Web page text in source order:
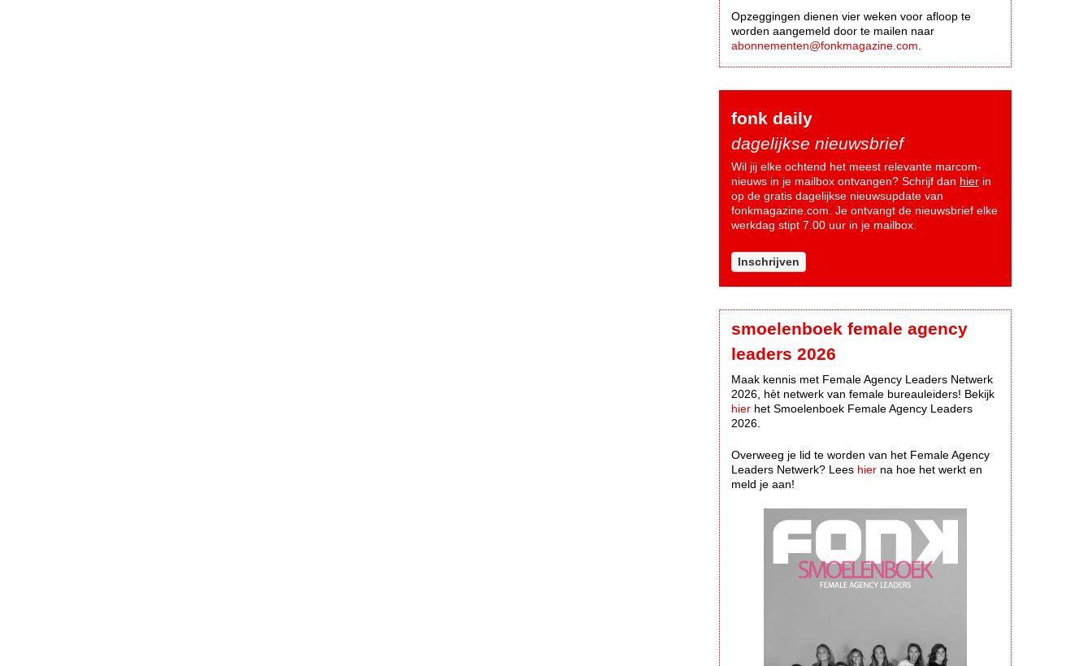
Opzeggingen dienen vier weken voor afloop te
worden aangemeld door te mailen naar
abonnementen@fonkmagazine.com
fonk daily
dagelijkse nieuwsbrief
Wil jij elke ochtend het meest relevante marcom-
nieuws in je mailbox ontvangen? Schrijf dan hier in
op de gratis dagelijkse nieuwsupdate van
fonkmagazine.com. Je ontvangt de nieuwsbrief elke
werkdag stipt 7.00 uur in je mailbox.
Inschrijven
smoelenboek female agency
leaders 2026
Maak kennis met Female Agency Leaders Netwerk
2026, hèt netwerk van female bureauleiders! Bekijk
hier het Smoelenboek Female Agency Leaders
2026.
Overweeg je lid te worden van het Female Agency
Leaders Netwerk? Lees hier na hoe het werkt en
meld je aan!